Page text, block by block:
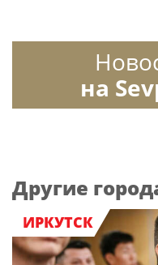
на
Другие
ИРКУТСК